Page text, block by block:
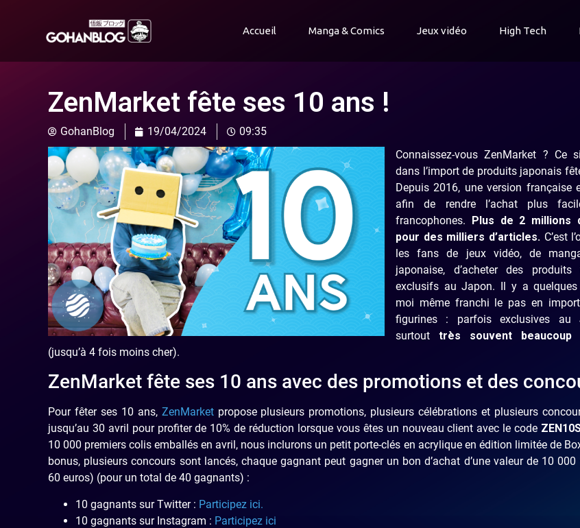
Accueil Manga & Comics Jeux vidéo High Tech
ZenMarket fête ses 10 ans !
GohanBlog 19/04/2024
09:35
Connaissez-vous ZenMarket ? Ce
dans l’import de produits japonais
Depuis 2016, une version française
afin de rendre l’achat plus
francophones. Plus de 2 millions
pour des milliers d’articles.C’est
les fans de jeux vidéo, de
japonaise, d’acheter des produits
exclusifs au Japon. Il y a quelques
moi même franchi le pas en
figurines : parfois exclusives au
surtout très souvent beaucoup
(jusqu’à 4 fois moins cher).
ZenMarket fête ses 10 ans avec des promotions et des
Pour fêter ses 10 ans,ZenMarketpropose plusieurs promotions, plusieurs célébrations et plusieurs
jusqu’au 30 avril pour profiter de 10% de réduction lorsque vous êtes un nouveau client avec le code
10 000 premiers colis emballés en avril, nous inclurons un petit porte-clés en acrylique en édition limitée de
bonus, plusieurs concours sont lancés, chaque gagnant peut gagner un bon d’achat d’une valeur de 10 000
60 euros) (pour un total de 40 gagnants) :
10 gagnants sur Twitter : Participez ici.
10 gagnants sur Instagram : Participez ici